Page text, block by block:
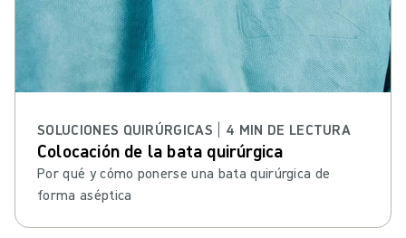
SOLUCIONES QUIRÚRGICAS | 4 MIN DE LECTURA
Colocación de la bata quirúrgica
Por qué y cómo ponerse una bata quirúrgica de
forma aséptica